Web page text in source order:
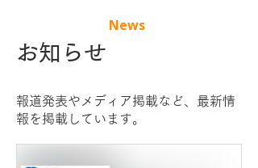
News
お知らせ
報道発表やメディア掲載など、最新情
報を掲載しています。